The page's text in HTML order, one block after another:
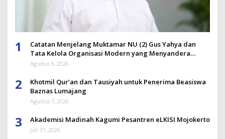
1
Catatan Menjelang Muktamar NU (2) Gus Yahya dan
Tata Kelola Organisasi Modern yang Menyandera
Dirinya
Agustus 8, 2026
2
Khotmil Qur’an dan Tausiyah untuk Penerima Beasiswa
Baznas Lumajang
Agustus 7, 2026
3 Akademisi Madinah Kagumi Pesantren eLKISI Mojokerto
Juli 31, 2026